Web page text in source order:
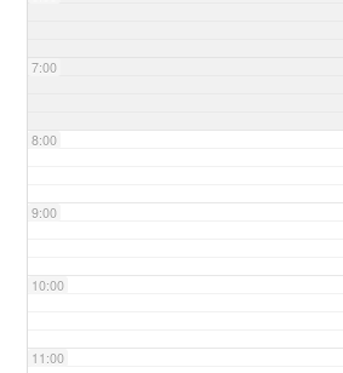
7:00
8:00
9:00
10:00
11:00